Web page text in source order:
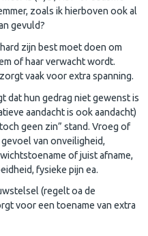
zoals ik hierboven ook al
gevuld?
zijn best moet doen om
of haar verwacht wordt.
vaak voor extra spanning.
dat hun gedrag niet gewenst is
aandacht is ook aandacht)
geen zin” stand. Vroeg of
van onveiligheid,
of juist afname,
fysieke pijn ea.
(regelt oa de
voor een toename van extra